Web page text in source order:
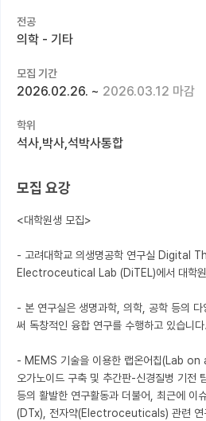
국내대학원 정보
연구실&오픈랩
커리어
재팬라운지 🌸
전공
의학 - 기타
모집 기간
2026.02.26. ~ 2026.03.12 마감
학위
석사,박사,석박사통합
모집 요강
<대학원생 모집>
- 고려대학교 의생명공학 연구실 Digital
Electroceutical Lab (DiTEL)에서 대학원
- 본 연구실은 생명과학, 의학, 공학 등의
써 독창적인 융합 연구를 수행하고 있습니다.
- MEMS 기술을 이용한 랩온어칩(Lab on
오가노이드 구축 및 추간판-신경질병 기전
등의 활발한 연구활동과 더불어, 최근에 이
(DTx), 전자약(Electroceuticals) 관련 연